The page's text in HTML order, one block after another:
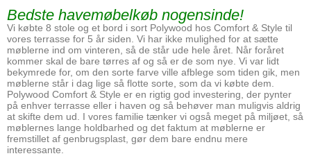
Bedste havemøbelkøb nogensinde!
Vi købte 8 stole og et bord i sort Polywood hos Comfort & Style til
vores terrasse for 5 år siden. Vi har ikke mulighed for at sætte
møblerne ind om vinteren, så de står ude hele året. Når foråret
kommer skal de bare tørres af og så er de som nye. Vi var lidt
bekymrede for, om den sorte farve ville afblege som tiden gik, men
møblerne står i dag lige så flotte sorte, som da vi købte dem.
Polywood Comfort & Style er en rigtig god investering, der pynter
på enhver terrasse eller i haven og så behøver man muligvis aldrig
at skifte dem ud. I vores familie tænker vi også meget på miljøet, så
møblernes lange holdbarhed og det faktum at møblerne er
fremstillet af genbrugsplast, gør dem bare endnu mere
interessante.